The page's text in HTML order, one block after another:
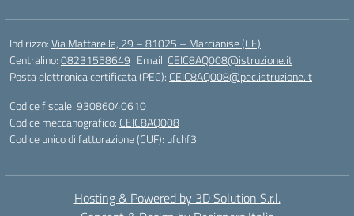
Indirizzo:Via Mattarella, 29 – 81025 – Marcianise (CE)
Centralino:08231558649 Email: CEIC8AQ008@istruzione.it
Posta elettronica certificata (PEC): CEIC8AQ008@pec.istruzione.it
Codice fiscale: 93086040610
Codice meccanografico: CEIC8AQ008
Codice unico di fatturazione (CUF): ufchf3
Hosting & Powered by 3D Solution S.r.l.